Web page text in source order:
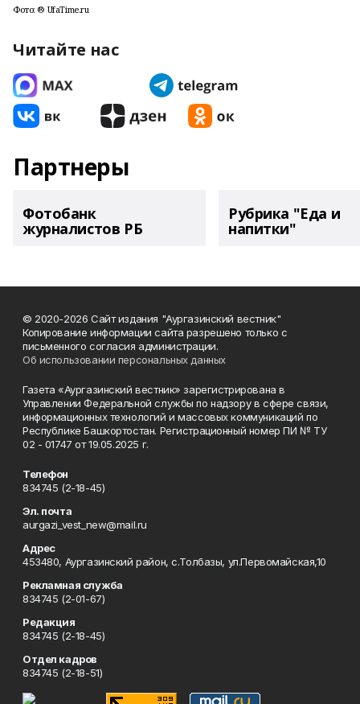
Фото: ® UfaTime.ru
Читайте нас
Партнеры
Фотобанк
журналистов РБ
Рубрика "Еда и
напитки"
© 2020-2026 Сайт издания "Аургазинский вестник"
Копирование информации сайта разрешено только с
письменного согласия администрации.
Об использовании персональных данных
Газета «Аургазинский вестник» зарегистрирована в
Управлении Федеральной службы по надзору в сфере связи,
информационных технологий и массовых коммуникаций по
Республике Башкортостан. Регистрационный номер ПИ № ТУ
02 - 01747 от 19.05.2025 г.
Телефон
834745 (2-18-45)
Эл. почта
aurgazi_vest_new@mail.ru
Адрес
453480, Аургазинский район, с.Толбазы, ул.Первомайская,10
Рекламная служба
834745 (2-01-67)
Редакция
834745 (2-18-45)
Отдел кадров
834745 (2-18-51)